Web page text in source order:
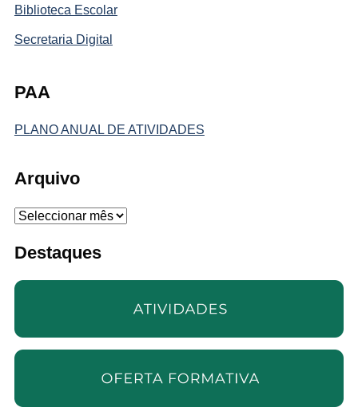
Biblioteca Escolar
Secretaria Digital
PAA
PLANO ANUAL DE ATIVIDADES
Arquivo
Arquivo
Destaques